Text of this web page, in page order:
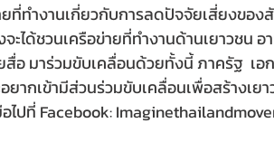
ที่ทำงานเกี่ยวกับการลดปัจจัยเสี่ยงของ
ได้ชวนเครือข่ายที่ทำงานด้านเยาวชน อ
อ มาร่วมขับเคลื่อนด้วยทั้งนี้ ภาครัฐ  เอ
ากเข้ามีส่วนร่วมขับเคลื่อนเพื่อสร้างเย
ไปที่ Facebook: